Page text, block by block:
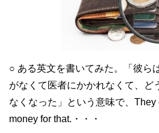
○ ある英文を書いてみた。「彼ら
がなくて医者にかかれなくて、ど
なくなった」という意味で、They
money for that.・・・